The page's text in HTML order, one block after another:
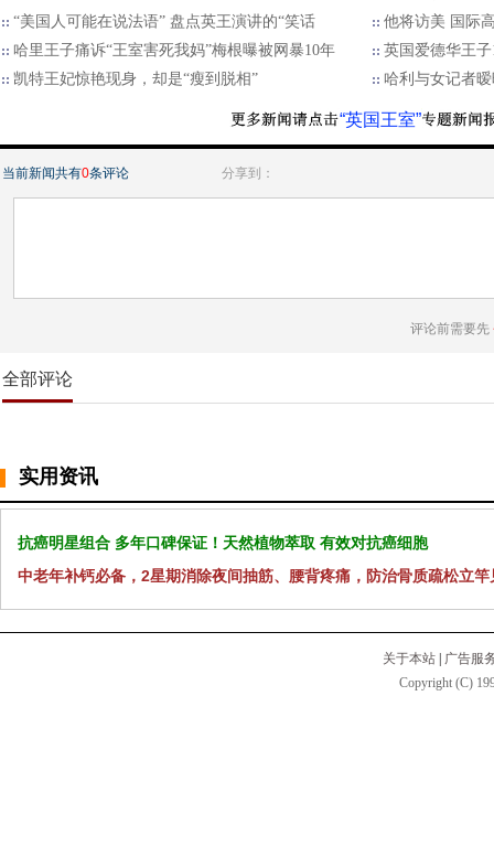
“美国人可能在说法语” 盘点英王演讲的“笑话
他将访美 国际
哈里王子痛诉“王室害死我妈”梅根曝被网暴10年
英国爱德华王
凯特王妃惊艳现身，却是“瘦到脱相”
哈利与女记者
“英国王室”
当前新闻共有0条评论 分享到：
评论前需要先
全部评论
实用资讯
抗癌明星组合 多年口碑保证！天然植物萃取 有效对抗癌细胞
中老年补钙必备，2星期消除夜间抽筋、腰背疼痛，防治骨质疏松立竿
关于本站
广告服
Copyright (C)